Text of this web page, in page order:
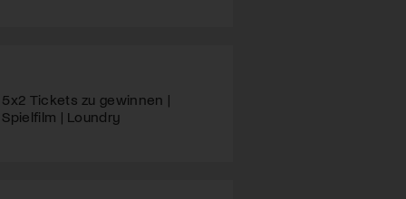
5x2 Tickets zu gewinnen |
Spielfilm | Loundry